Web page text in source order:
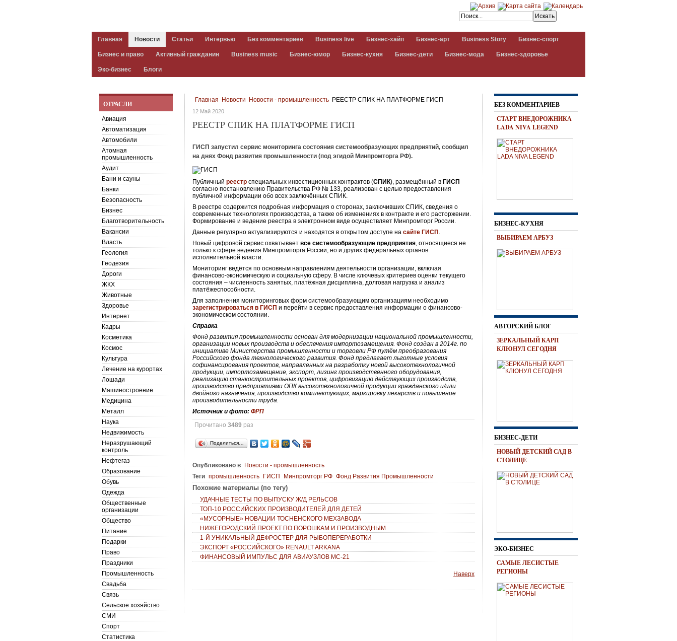
Главная Новости Статьи Интервью Без комментариев Business live Бизнес-хайп Бизнес-арт Business Story Бизнес-спорт
Бизнес и право Активный гражданин Business music Бизнес-юмор Бизнес-кухня Бизнес-дети Бизнес-мода Бизнес-здоровье
Эко-бизнес Блоги
Главная Новости Новости - промышленность РЕЕСТР СПИК НА ПЛАTФОРМЕ ГИСП
12 Май 2020
РЕЕСТР СПИК НА ПЛАTФОРМЕ ГИСП
ГИСП запустил сервис мониторинга состояния системообразующих предприятий, сообщил
на днях Фонд развития промышленности (под эгидой Минпромторга РФ).
Публичныйреестр специальных инвестиционных контрактов (СПИК), размещённый в ГИСП
согласно постановлению Правительства РФ № 133, реализован с целью предоставления
публичной информации обо всех заключённых СПИК.
В реестре содержится подробная информация о сторонах, заключивших СПИК, сведения о
современных технологиях производства, а также об изменениях в контракте и его расторжении.
Формирование и ведение реестра в электронном виде осуществляет Минпромторг России.
Данные регулярно актуализируются и находятся в открытом доступе насайте ГИСП .
Новый цифровой сервис охватываетвсе системообразующие предприятия, относящиеся не
только к сфере ведения Минпромторга России, но и других федеральных органов
исполнительной власти.
Мониторинг ведётся по основным направлениям деятельности организации, включая
финансово-экономическую и социальную сферу. В числе ключевых критериев оценки текущего
состояния – численность занятых, платёжная дисциплина, долговая нагрузка и анализ
платёжеспособности.
Для заполнения мониторинговых форм системообразующим организациям необходимо
зарегистрироваться в ГИСП и перейти в сервис предоставления информации о финансово-
экономическом состоянии.
Справка
Фонд развития промышленности основан для модернизации национальной промышленности,
организации новых производств и обеспечения импортозамещения. Фонд создан в 2014г. по
инициативе Министерства промышленности и торговли РФ путём преобразования
Российского фонда технологического развития. Фонд предлагает льготные условия
софинансирования проектов, направленных на разработку новой высокотехнологичной
продукции, импортозамещение, экспорт, лизинг производственного оборудования,
реализацию станкостроительных проектов, цифровизацию действующих производств,
производство предприятиями ОПК высокотехнологичной продукции гражданского и/или
двойного назначения, производство комплектующих, маркировку лекарств и повышение
производительности труда.
Источник и фото:ФРП
Прочитано3489 раз
Поделиться…
Опубликовано в
Новости - промышленность
Теги промышленность ГИСП Минпромторг РФ Фонд Развития Промышленности
Похожие материалы (по тегу)
УДАЧНЫЕ ТЕСТЫ ПО ВЫПУСКУ Ж/Д РЕЛЬСОВ
ТОП-10 РОССИЙСКИХ ПРОИЗВОДИТЕЛЕЙ ДЛЯ ДЕТЕЙ
«МУСОРНЫЕ» НОВАЦИИ ТОСНЕНСКОГО МЕХЗАВОДА
НИЖЕГОРОДСКИЙ ПРОЕКТ ПО ПОРОШКАМ И ПРОИЗВОДНЫМ
1-Й УНИКАЛЬНЫЙ ДЕФРОСТЕР ДЛЯ РЫБОПЕРЕРАБОТКИ
ЭКСПОРТ «РОССИЙСКОГО» RENAULT ARKANA
ФИНАНСОВЫЙ ИМПУЛЬС ДЛЯ АВИАУЗЛОВ МС-21
Наверх
ОТРАСЛИ
Авиация
Автоматизация
Автомобили
Атомная
промышленность
Аудит
Бани и сауны
Банки
Безопасность
Бизнес
Благотворительность
Вакансии
Власть
Геология
Геодезия
Дороги
ЖКХ
Животные
Здоровье
Интернет
Кадры
Косметика
Космос
Культура
Лечение на курортах
Лошади
Машиностроение
Медицина
Металл
Наука
Недвижимость
Неразрушающий
контроль
Нефтегаз
Образование
Обувь
Одежда
Общественные
организации
Общество
Питание
Подарки
Право
Праздники
Промышленность
Свадьба
Связь
Сельское хозяйство
СМИ
Спорт
Статистика
БЕЗ КОММЕНТАРИЕВ
СТАРТ ВНЕДОРОЖНИКА
LADA NIVA LEGEND
БИЗНЕС-КУХНЯ
ВЫБИРАЕМ АРБУЗ
АВТОРСКИЙ БЛОГ
ЗЕРКАЛЬНЫЙ КАРП
КЛЮНУЛ СЕГОДНЯ
БИЗНЕС-ДЕТИ
НОВЫЙ ДЕТСКИЙ САД В
СТОЛИЦЕ
ЭКО-БИЗНЕС
САМЫЕ ЛЕСИСТЫЕ
РЕГИОНЫ